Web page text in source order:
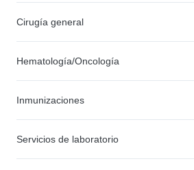
Cirugía general
Hematología/Oncología
Inmunizaciones
Servicios de laboratorio